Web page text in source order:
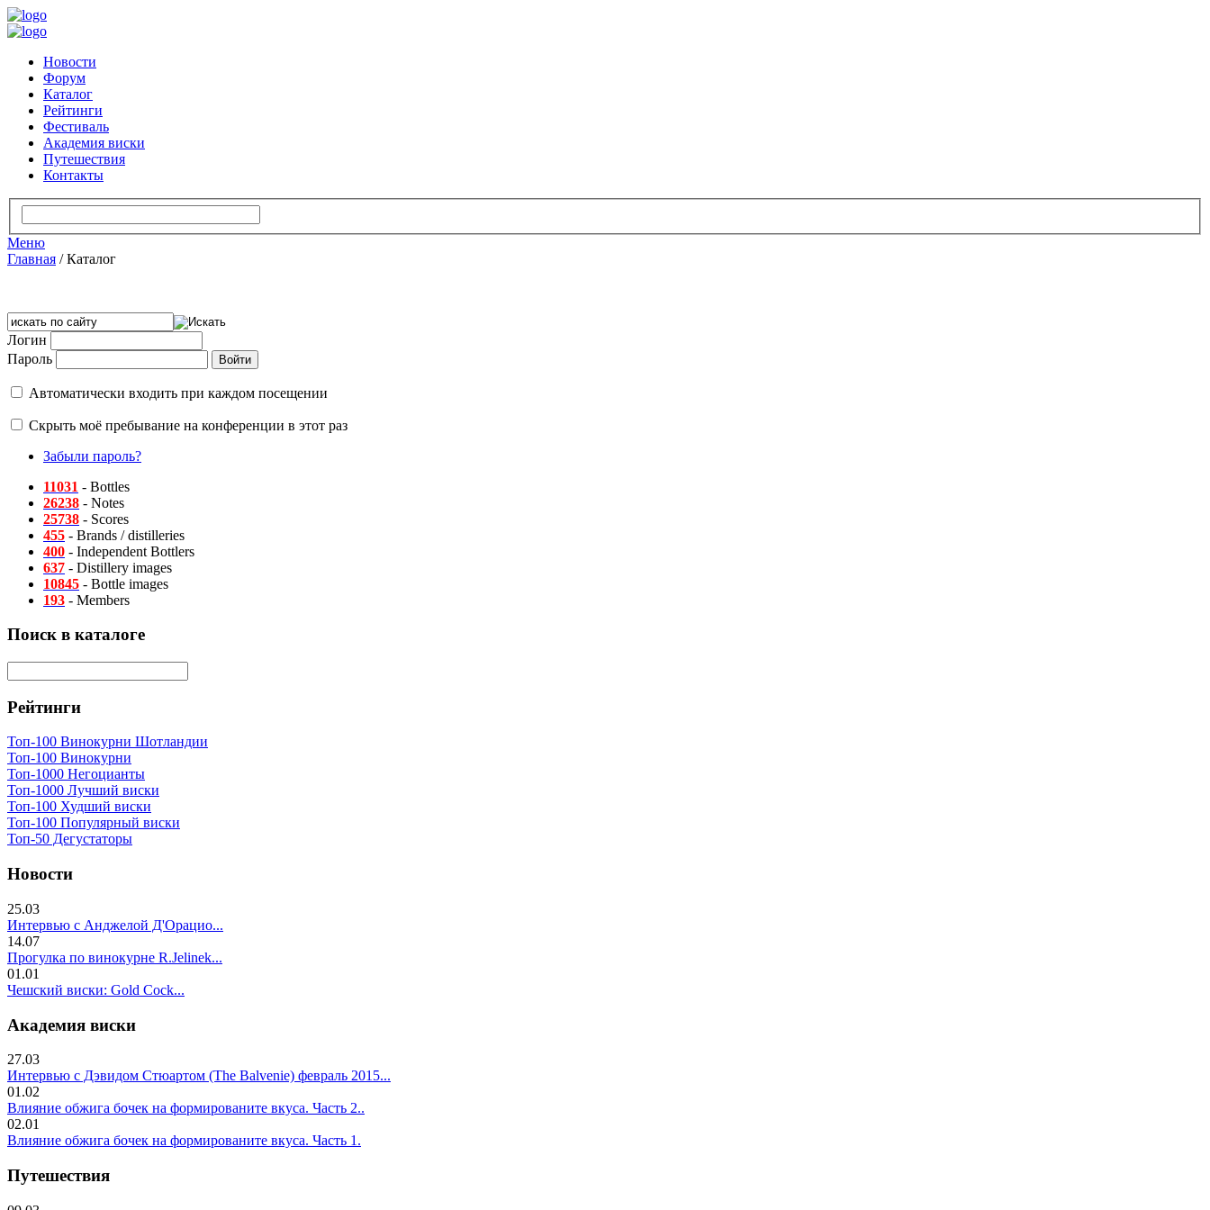
Новости
Форум
Каталог
Рейтинги
Фестиваль
Академия виски
Путешествия
Контакты
Меню
Главная /Каталог
Логин
Пароль
Автоматически входить при каждом посещении
Скрыть моё пребывание на конференции в этот раз
Забыли пароль?
11031 - Bottles
26238 - Notes
25738 - Scores
455 - Brands / distilleries
400 - Independent Bottlers
637 - Distillery images
10845 - Bottle images
193 - Members
Поиск в каталоге
Рейтинги
Топ-100 Винокурни Шотландии
Топ-100 Винокурни
Топ-1000 Негоцианты
Топ-1000 Лучший виски
Топ-100 Худший виски
Топ-100 Популярный виски
Топ-50 Дегустаторы
Новости
25.03
Интервью с Анджелой Д'Орацио...
14.07
Прогулка по винокурне R.Jelinek...
01.01
Чешский виски: Gold Cock...
Академия виски
27.03
Интервью с Дэвидом Стюартом (The Balvenie) февраль 2015...
01.02
Влияние обжига бочек на формированите вкуса. Часть 2..
02.01
Влияние обжига бочек на формированите вкуса. Часть 1.
Путешествия